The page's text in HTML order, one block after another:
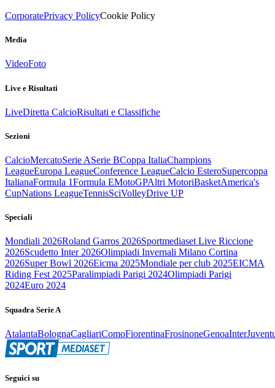
CorporatePrivacy PolicyCookie Policy
Media
VideoFoto
Live e Risultati
LiveDiretta CalcioRisultati e Classifiche
Sezioni
CalcioMercatoSerie ASerie BCoppa ItaliaChampions
LeagueEuropa LeagueConference LeagueCalcio EsteroSupercoppa
ItalianaFormula 1Formula EMotoGPAltri MotoriBasketAmerica's
CupNations LeagueTennisSciVolleyDrive UP
Speciali
Mondiali 2026Roland Garros 2026Sportmediaset Live Riccione
2026Scudetto Inter 2026Olimpiadi Invernali Milano Cortina
2026Super Bowl 2026Eicma 2025Mondiale per club 2025EICMA
Riding Fest 2025Paralimpiadi Parigi 2024Olimpiadi Parigi
2024Euro 2024
Squadra Serie A
AtalantaBolognaCagliariComoFiorentinaFrosinoneGenoaInter
Seguici su